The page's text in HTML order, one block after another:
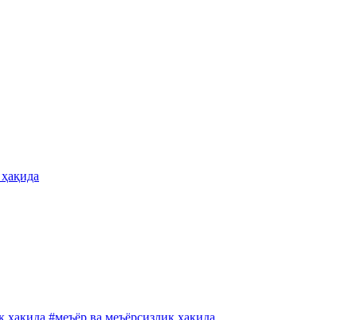
ҳақида #меъёр ва меъёрсизлик ҳақида